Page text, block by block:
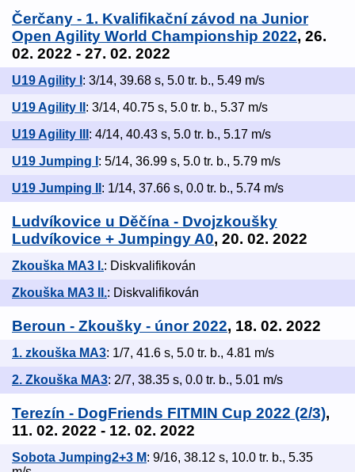
Čerčany - 1. Kvalifikační závod na Junior
Open Agility World Championship 2022, 26.
02. 2022 - 27. 02. 2022
U19 Agility I : 3/14, 39.68 s, 5.0 tr. b., 5.49 m/s
U19 Agility II : 3/14, 40.75 s, 5.0 tr. b., 5.37 m/s
U19 Agility III : 4/14, 40.43 s, 5.0 tr. b., 5.17 m/s
U19 Jumping I : 5/14, 36.99 s, 5.0 tr. b., 5.79 m/s
U19 Jumping II : 1/14, 37.66 s, 0.0 tr. b., 5.74 m/s
Ludvíkovice u Děčína - Dvojzkoušky
Ludvíkovice + Jumpingy A0, 20. 02. 2022
Zkouška MA3 I.: Diskvalifikován
Zkouška MA3 II.: Diskvalifikován
Beroun - Zkoušky - únor 2022, 18. 02. 2022
1. zkouška MA3: 1/7, 41.6 s, 5.0 tr. b., 4.81 m/s
2. Zkouška MA3: 2/7, 38.35 s, 0.0 tr. b., 5.01 m/s
Terezín - DogFriends FITMIN Cup 2022 (2/3),
11. 02. 2022 - 12. 02. 2022
Sobota Jumping2+3 M: 9/16, 38.12 s, 10.0 tr. b., 5.35